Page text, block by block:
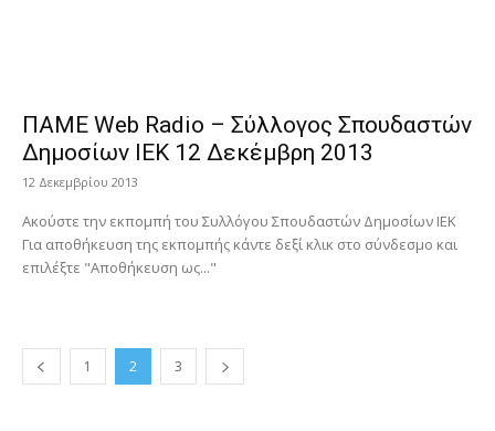
ΠΑΜΕ Web Radio – Σύλλογος Σπουδαστών
Δημοσίων ΙΕΚ 12 Δεκέμβρη 2013
12 Δεκεμβρίου 2013
Ακούστε την εκπομπή του Συλλόγου Σπουδαστών Δημοσίων ΙΕΚ
Για αποθήκευση της εκπομπής κάντε δεξί κλικ στο σύνδεσμο και
επιλέξτε "Αποθήκευση ως..."
1 2 3